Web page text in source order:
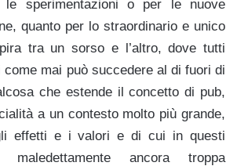
sperimentazioni o per le nuove
quanto per lo straordinario e unico
tra un sorso e l’altro, dove tutti
mai può succedere al di fuori di
che estende il concetto di pub,
a un contesto molto più grande,
effetti e i valori e di cui in questi
maledettamente ancora troppa